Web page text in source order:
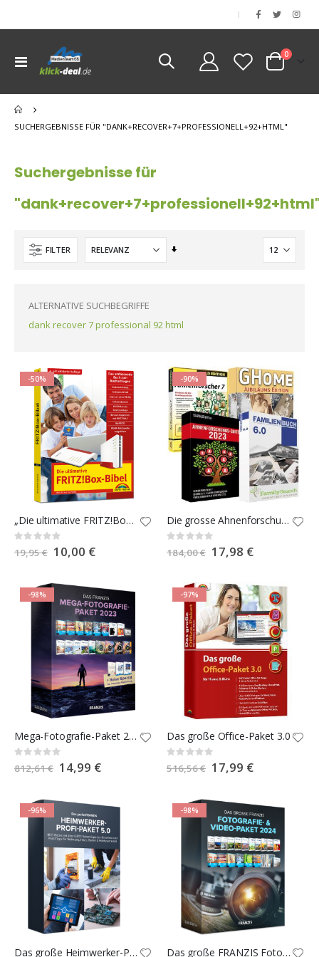
|
Navigation
umschalten
Cart
0Artikel
SUCHERGEBNISSE FÜR "DANK+RECOVER+7+PROFESSIONELL+92+HTML"
Suchergebnisse für
FILTER
Aufsteigend
ALTERNATIVE SUCHBEGRIFFE
dank recover 7 professional 92 html
-50%
„Die ultimative FRITZ!Box-Bibel! 4. Auflage“
Rating:
0%
19,95 € Special
Price
10,00 €
-90%
Die grosse Ahnenforschungs-Suite 2023
Rating:
0%
184,00 € Special
Price
17,98 €
-98%
Mega-Fotografie-Paket 2023
Rating:
0%
812,61 € Special
Price
14,99 €
-97%
Das große Office-Paket 3.0
Rating:
0%
516,56 € Special
Price
17,99 €
-96%
Das große Heimwerker-Profi-Paket 5.0
-98%
Das große FRANZIS Fotografie- & Video-Paket 2024